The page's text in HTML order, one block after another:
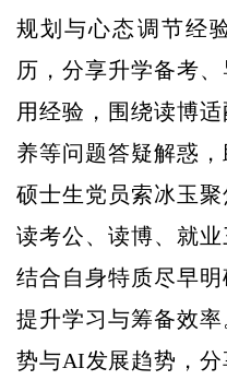
规划与心态调节经
历，分享升学备考
用经验，围绕读博
养等问题答疑解惑，
硕士生党员索冰玉
读考公、读博、就
结合自身特质尽早明
提升学习与筹备效
势与AI发展趋势，分